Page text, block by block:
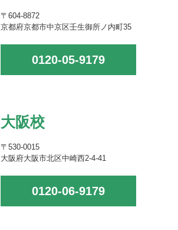
〒604-8872
京都府京都市中京区壬生御所ノ内町35
0120-05-9179
大阪校
〒530-0015
大阪府大阪市北区中崎西2-4-41
0120-06-9179